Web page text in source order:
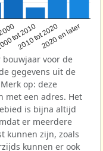
tot 2010
2010 tot 20202020 en later
voor de
gegevens uit de
op: deze
met een adres. Het
is bijna altijd
er meerdere
kunnen zijn, zoals
kunnen er ook